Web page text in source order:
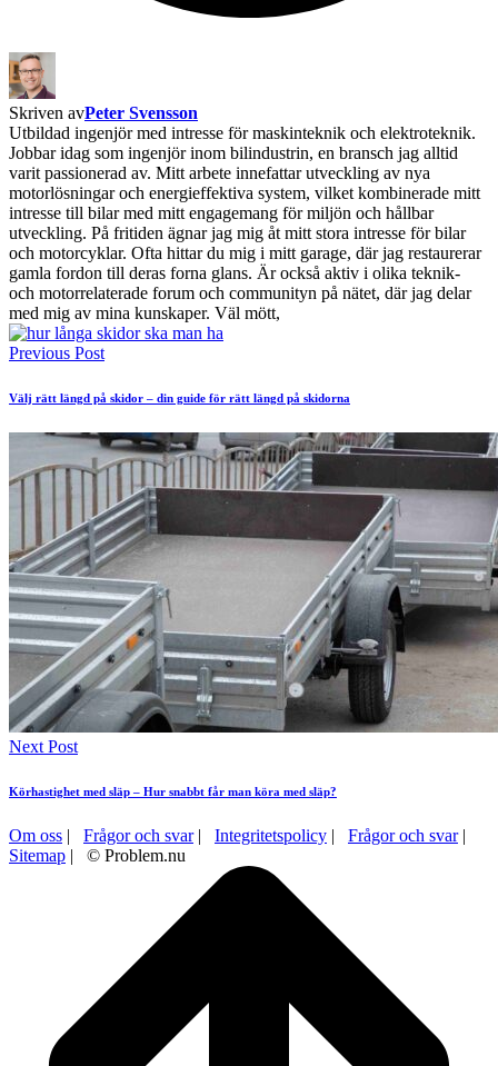
Skriven avPeter Svensson
Utbildad ingenjör med intresse för maskinteknik och elektroteknik.
Jobbar idag som ingenjör inom bilindustrin, en bransch jag alltid
varit passionerad av. Mitt arbete innefattar utveckling av nya
motorlösningar och energieffektiva system, vilket kombinerade mitt
intresse till bilar med mitt engagemang för miljön och hållbar
utveckling. På fritiden ägnar jag mig åt mitt stora intresse för bilar
och motorcyklar. Ofta hittar du mig i mitt garage, där jag restaurerar
gamla fordon till deras forna glans. Är också aktiv i olika teknik-
och motorrelaterade forum och communityn på nätet, där jag delar
med mig av mina kunskaper. Väl mött,
Previous Post
Välj rätt längd på skidor – din guide för rätt längd på skidorna
Next Post
Körhastighet med släp – Hur snabbt får man köra med släp?
Om oss | Frågor och svar| Integritetspolicy | Frågor och svar|
Sitemap | © Problem.nu